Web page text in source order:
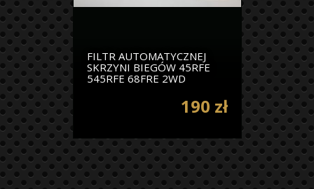
FILTR AUTOMATYCZNEJ
SKRZYNI BIEGÓW 45RFE
545RFE 68FRE 2WD
190 zł